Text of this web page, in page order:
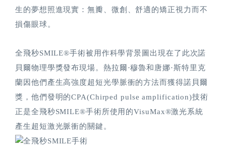
生的夢想照進現實：無瓣、微創、舒適的矯正視力而不
損傷眼球。
全飛秒SMILE®手術被用作科學背景圖出現在了此次諾
貝爾物理學獎發布現場。熱拉爾·穆魯和唐娜·斯特里克
蘭因他們產生高強度超短光學脈衝的方法而獲得諾貝爾
獎，他們發明的CPA(Chirped pulse amplification)技術
正是全飛秒SMILE®手術所使用的VisuMax®激光系統
產生超短激光脈衝的關鍵。